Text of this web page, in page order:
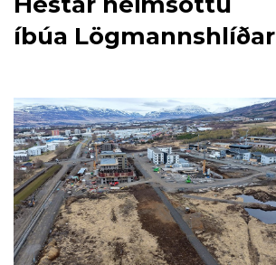
íbúa Lögmannshlíðar